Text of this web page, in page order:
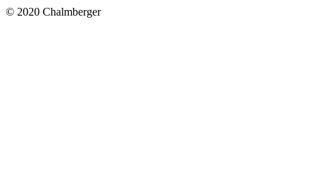
© 2020 Chalmberger